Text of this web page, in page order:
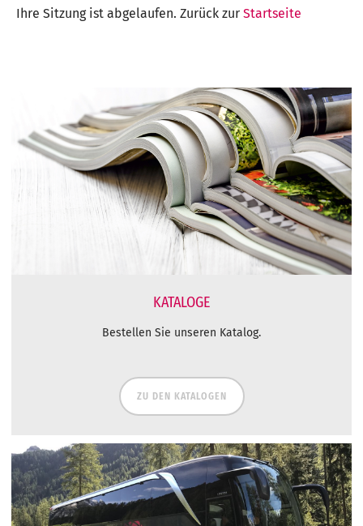
Ihre Sitzung ist abgelaufen. Zurück zur Startseite
KATALOGE
Bestellen Sie unseren Katalog.
ZU DEN KATALOGEN